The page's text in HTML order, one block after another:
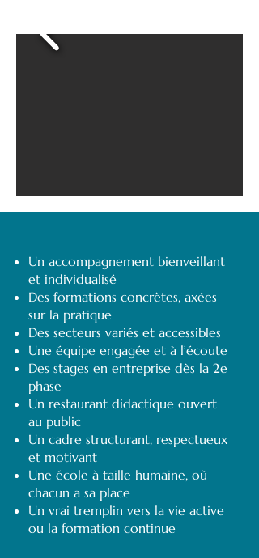
Un accompagnement bienveillant
et individualisé
Des formations concrètes, axées
sur la pratique
Des secteurs variés et accessibles
Une équipe engagée et à l’écoute
Des stages en entreprise dès la 2e
phase
Un restaurant didactique ouvert
au public
Un cadre structurant, respectueux
et motivant
Une école à taille humaine, où
chacun a sa place
Un vrai tremplin vers la vie active
ou la formation continue